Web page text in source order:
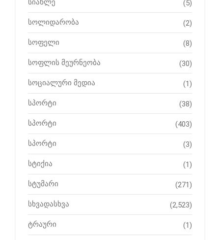
სიახლე (5)
სოლიდარობა (2)
სოფელი (8)
სოფლის მეურნეობა (30)
სოციალური მედია (1)
სპორტი (38)
სპორტი (403)
სპორტი (3)
სტიქია (1)
სტუმარი (271)
სხვადასხვა (2,523)
ტრაური (1)